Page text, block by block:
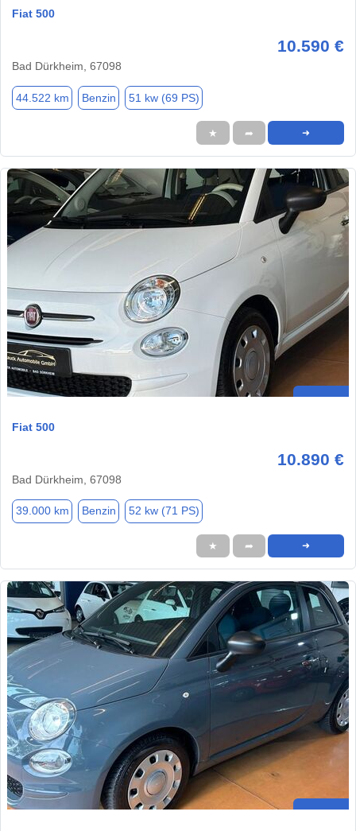
Fiat 500
10.590 €
Bad Dürkheim, 67098
44.522 km Benzin 51 kw (69 PS)
★ ➦ ➜
Fiat 500
10.890 €
Bad Dürkheim, 67098
39.000 km Benzin 52 kw (71 PS)
★ ➦ ➜